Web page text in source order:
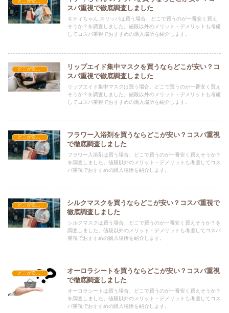
どこが安い？-雑貨
スパ重視で徹底調査しました
キティちゃん スリッパは買う場合、どこで買うのが一番安く買え
そうか？を調査しました。値段以外のメリット・デメリットも考慮
してコスパ重視でおすすめの購入場所を紹介します。
どこが安い？-雑貨
リップエイド集中マスクを買うならどこが安い？コ
スパ重視で徹底調査しました
リップエイド集中マスクは買う場合、どこで買うのが一番安く買え
そうか？を調査しました。値段以外のメリット・デメリットも考慮
してコスパ重視でおすすめの購入場所を紹介します。
どこが安い？-雑貨
フラワー入浴剤を買うならどこが安い？コスパ重視
で徹底調査しました
フラワー入浴剤は買う場合、どこで買うのが一番安く買えそうか？
を調査しました。値段以外のメリット・デメリットも考慮してコス
パ重視でおすすめの購入場所を紹介します。
どこが安い？-雑貨
シルクマスクを買うならどこが安い？コスパ重視で
徹底調査しました
シルクマスクは買う場合、どこで買うのが一番安く買えそうか？を
調査しました。値段以外のメリット・デメリットも考慮してコスパ
重視でおすすめの購入場所を紹介します。
どこが安い？-雑貨
オーロラシートを買うならどこが安い？コスパ重視
で徹底調査しました
オーロラシートは買う場合、どこで買うのが一番安く買えそうか？
を調査しました。値段以外のメリット・デメリットも考慮してコス
パ重視でおすすめの購入場所を紹介します。